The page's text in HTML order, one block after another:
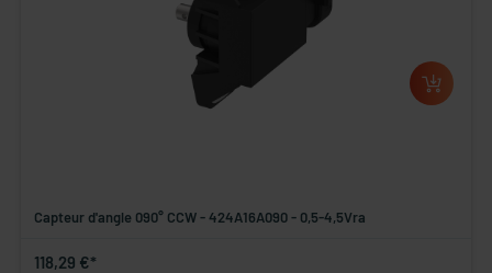
Capteur d'angle 090° CCW - 424A16A090 - 0,5-4,5Vra
118,29 €*